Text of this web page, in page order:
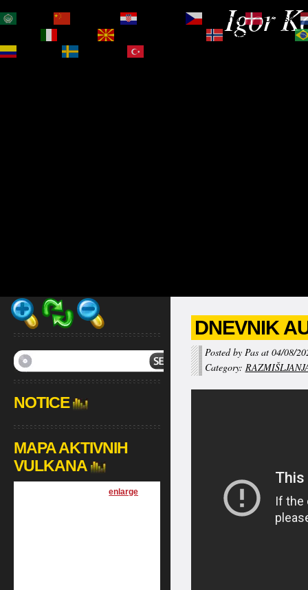
Igor
DNEVNIK
Posted by Pas at 04/08/
Category:
NOTICE
MAPA AKTIVNIH
VULKANA
[enlarge
Čeština‎
Dansk
Norsk bokmål